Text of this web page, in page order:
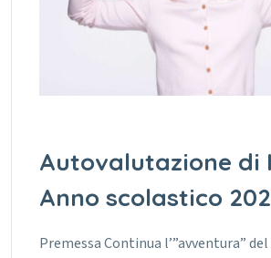
Autovalutazione di
Anno scolastico
Premessa Continua l’”avventura”